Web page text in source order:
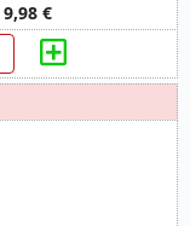
9,98 €